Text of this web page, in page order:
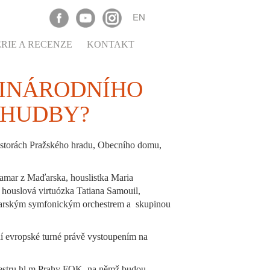
EN
A RECENZE KONTAKT
Pražského hradu, Obecního domu,
z Maďarska, houslistka Maria
virtuózka Tatiana Samouil,
symfonickým orchestrem a skupinou
turné právě vystoupením na